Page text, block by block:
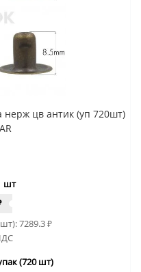
цв антик (уп 720шт)
шт
7289.3₽
(720 шт)